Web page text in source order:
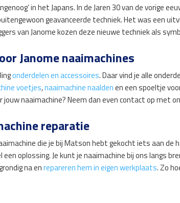
in het Japans. In de Jaren 30 van de vorige
geavanceerde techniek. Het was een
van Janome kozen deze nieuwe techniek als
Janome naaimachines
onderdelen en accessoires. Daar vind je alle
voetjes,naaimachine naaldenen een spoeltje
naaimachine? Neem dan even contact op met
reparatie
die je bij Matson hebt gekocht iets aan
een oplossing. Je kunt je naaimachine bij ons langs
na enrepareren hem in eigen werkplaats. Zo